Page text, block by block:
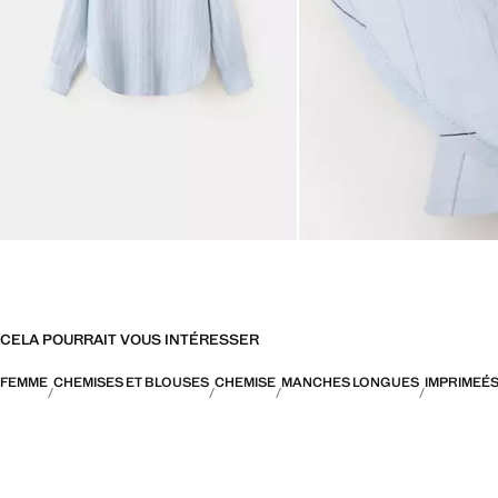
CELA POURRAIT VOUS INTÉRESSER
FEMME CHEMISES ET BLOUSES CHEMISE MANCHES LONGUES IMPRIMEÉS